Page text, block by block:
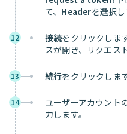
て、 Headerを選択し
12 接続をクリックしま
スが開き、リクエス
13 続行をクリックします
14
ユーザーアカウント
力します。